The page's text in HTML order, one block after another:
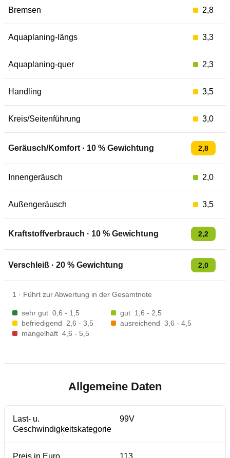
Bremsen 2,8
Aquaplaning-längs 3,3
Aquaplaning-quer 2,3
Handling 3,5
Kreis/Seitenführung 3,0
Geräusch/Komfort · 10 % Gewichtung 2,8
Innengeräusch 2,0
Außengeräusch 3,5
Kraftstoffverbrauch · 10 % Gewichtung 2,2
Verschleiß · 20 % Gewichtung 2,0
1 · Führt zur Abwertung in der Gesamtnote
sehr gut 0,6 - 1,5 gut 1,6 - 2,5
befriedigend
2,6 - 3,5 ausreichend 3,6 - 4,5
mangelhaft 4,6 - 5,5
Allgemeine Daten
Last- u.
Geschwindigkeitskategorie
99V
Preis in Euro 113